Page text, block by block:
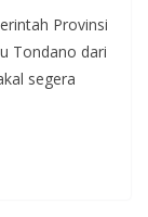
Provinsi
Tondano dari
segera